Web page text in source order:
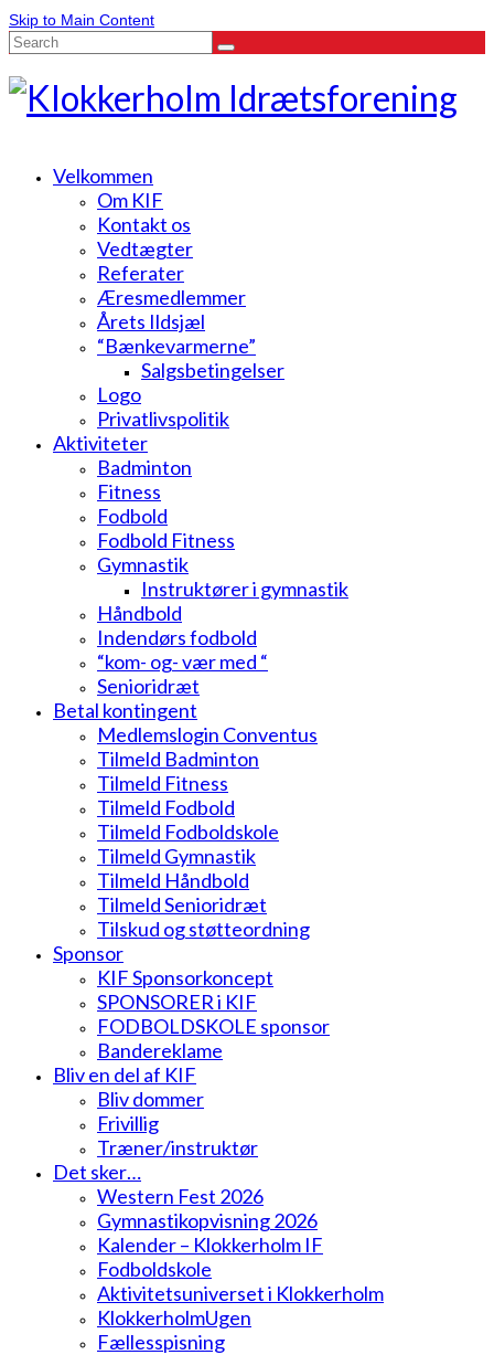
Skip to Main Content
Search
Velkommen
Om KIF
Kontakt os
Vedtægter
Referater
Æresmedlemmer
Årets Ildsjæl
“Bænkevarmerne”
Salgsbetingelser
Logo
Privatlivspolitik
Aktiviteter
Badminton
Fitness
Fodbold
Fodbold Fitness
Gymnastik
Instruktører i gymnastik
Håndbold
Indendørs fodbold
“kom- og- vær med “
Senioridræt
Betal kontingent
Medlemslogin Conventus
Tilmeld Badminton
Tilmeld Fitness
Tilmeld Fodbold
Tilmeld Fodboldskole
Tilmeld Gymnastik
Tilmeld Håndbold
Tilmeld Senioridræt
Tilskud og støtteordning
Sponsor
KIF Sponsorkoncept
SPONSORER i KIF
FODBOLDSKOLE sponsor
Bandereklame
Bliv en del af KIF
Bliv dommer
Frivillig
Træner/instruktør
Det sker…
Western Fest 2026
Gymnastikopvisning 2026
Kalender – Klokkerholm IF
Fodboldskole
Aktivitetsuniverset i Klokkerholm
KlokkerholmUgen
Fællesspisning